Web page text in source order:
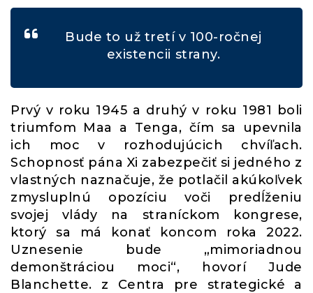
Bude to už tretí v 100-ročnej
existencii strany.
Prvý v roku 1945 a druhý v roku 1981 boli
triumfom Maa a Tenga, čím sa upevnila
ich moc v rozhodujúcich chvíľach.
Schopnosť pána Xi zabezpečiť si jedného z
vlastných naznačuje, že potlačil akúkoľvek
zmysluplnú opozíciu voči predĺženiu
svojej vlády na straníckom kongrese,
ktorý sa má konať koncom roka 2022.
Uznesenie bude „mimoriadnou
demonštráciou moci“, hovorí Jude
Blanchette. z Centra pre strategické a